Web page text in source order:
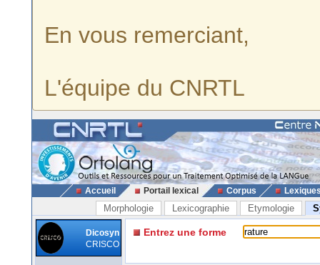
En vous remerciant,
L'équipe du CNRTL
Accueil Portail lexical Corpus
Morphologie Lexicographie Etymologie
Dicosyn
CRISCO
Entrez une forme